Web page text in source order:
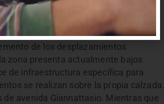
de la demanda.
de los desplazamientos
zona presenta actualmente bajos
de infraestructura específica para
se realizan sobre la propia calzada.
de avenida Giannattasio. Mientras que